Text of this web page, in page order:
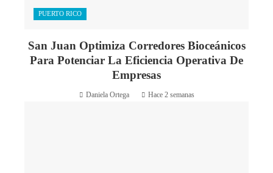
PUERTO RICO
San Juan Optimiza Corredores Bioceánicos
Para Potenciar La Eficiencia Operativa De
Empresas
Daniela Ortega Hace 2 semanas